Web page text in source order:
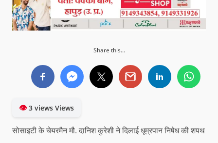
Share this...
👁3 views Views
सोसाइटी के चेयरमैन मौ. दानिश कुरेशी ने दिलाई धूम्रपान निषेध की शपथ